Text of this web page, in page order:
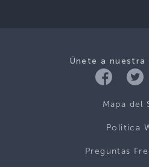
Únete a nuestra
Mapa del
Politica
Preguntas